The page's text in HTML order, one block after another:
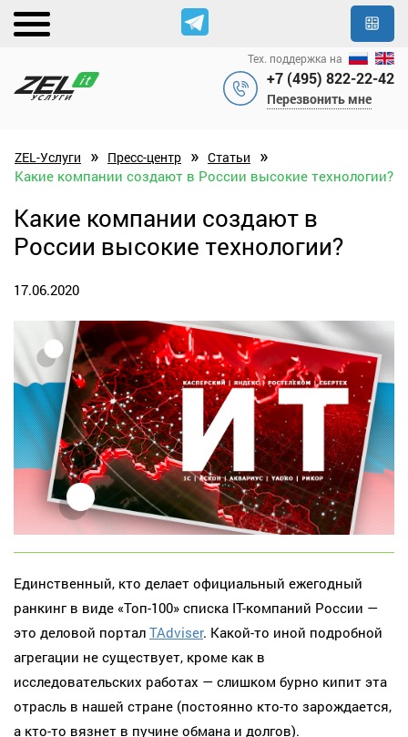
+7 (495) 822-22-42
Перезвонить мне
Тех. поддержка на
ZEL-Услуги » Пресс-центр » Статьи »
Какие компании создают в России высокие технологии?
Какие компании создают в
России высокие технологии?
17.06.2020
Единственный, кто делает официальный ежегодный
ранкинг в виде «Топ-100» списка IT-компаний России —
это деловой портал TAdviser. Какой-то иной подробной
агрегации не существует, кроме как в
исследовательских работах — слишком бурно кипит эта
отрасль в нашей стране (постоянно кто-то зарождается,
а кто-то вязнет в пучине обмана и долгов).